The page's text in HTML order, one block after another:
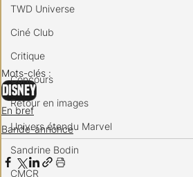
TWD Universe
Ciné Club
Critique
Concours
Retour en images
Univers étendu Marvel
Sandrine Bodin
CMCR
Mots-clés :
Disney
En bref
Bande-annonce